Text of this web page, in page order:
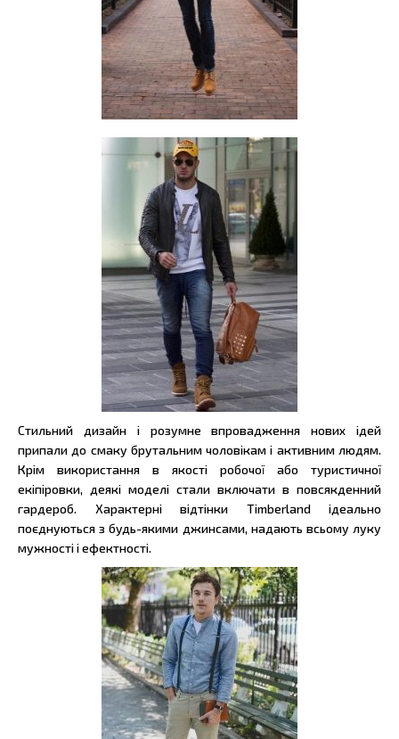
Стильний дизайн і розумне впровадження нових ідей
припали до смаку брутальним чоловікам і активним людям.
Крім використання в якості робочої або туристичної
екіпіровки, деякі моделі стали включати в повсякденний
гардероб. Характерні відтінки Timberland ідеально
поєднуються з будь-якими джинсами, надають всьому луку
мужності і ефектності.